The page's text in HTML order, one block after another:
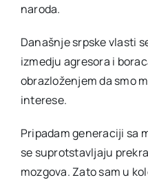
naroda.
Današnje srpske vlasti
izmedju agresora i
obrazloženjem da smo
interese.
Pripadam generaciji sa
se suprotstavljaju
mozgova. Zato sam u